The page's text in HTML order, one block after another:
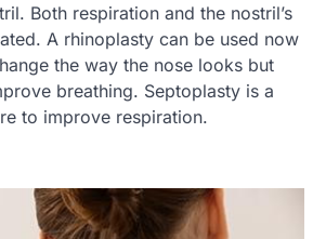
Both respiration and the nostril’s
A rhinoplasty can be used now
the way the nose looks but
breathing. Septoplasty is a
to improve respiration.